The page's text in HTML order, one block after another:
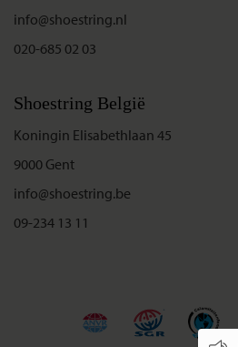
info@shoestring.nl
020-685 02 03
Shoestring België
Koningin Elisabethlaan 45
9000 Gent
info@shoestring.be
09-234 13 11